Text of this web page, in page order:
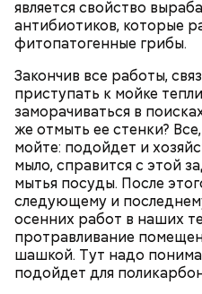
является свойство
антибиотиков, которые
фитопатогенные грибы.
Закончив все работы,
приступать к мойке
заморачиваться в
же отмыть ее стенки?
мойте: подойдет и
мыло, справится с этой
мытья посуды. После
следующему и
осенних работ в наших
протравливание
шашкой. Тут надо
подойдет для
Ранние плоды, по словам
рака: